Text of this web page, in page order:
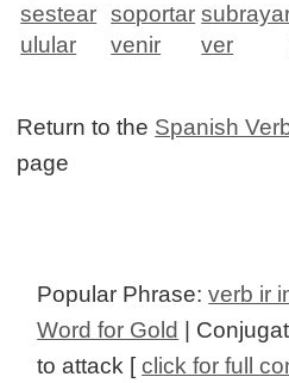
sestear soportar
ulular
venir ver
Return to the Spanish
page
Popular Phrase:verb ir
Word for Gold
|
to attack [click for full